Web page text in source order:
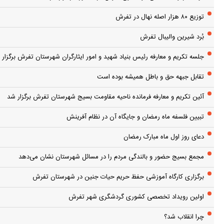
توزیع ۸۰ هزار اصله نهال در تفرش
بُرد شیرین والیبال تفرش
جلسه تکریم و معارفه رئیس بنیاد شهید و امور ایثارگران شهرستان تفرش
تقابل جبهه حق و باطل همیشه بوده است
آئین تکریم و معارفه فرمانده ناحیه مقاومت بسیج شهرستان تفرش برگزار شد
تبیین فلسفه ماه رمضان و جایگاه آن در نظام آفرینش
دعای روز اول ماه مبارک رمضان
مجمع بسیج حضور و بالندگی مردم را در مسائل شهرستان نشان می‌دهد
برگزاری کارگاه آموزشی حفظ حریم حیات جنین در شهرستان تفرش
اولین رویداد تخصصی کشوری گردشگری شهر تفرش
چرا انقلاب شد؟